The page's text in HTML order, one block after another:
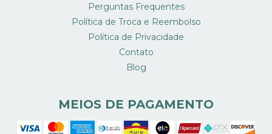
Perguntas Frequentes
Política de Troca e Reembolso
Política de Privacidade
Contato
Blog
MEIOS DE PAGAMENTO